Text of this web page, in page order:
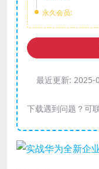
永久会员:
最近更新: 2025-
下载遇到问题？可